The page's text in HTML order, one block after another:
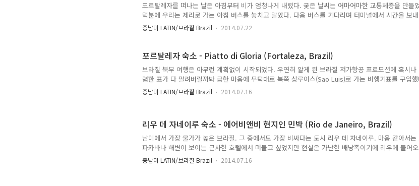
포르탈레자를 떠나는 날은 아침부터 비가 엄청나게 내렸다. 궂은 날씨는 어마어마한 교통체증을 만들
덕분에 우리는 제리로 가는 아침 버스를 놓치고 말았다. 다음 버스를 기다리며 터미널에서 시간을 보
했고, 오후에 출발하는 버스의 예상 도착시간은 꽤 늦은 밤이었다. 숙소 예약따위 하지 않으려 했건만 늦
은 시간 체크인을 위해 버스터미널에 쪼그려 앉아 숙소를 예약했고, 다행히 깜깜한 밤에도 생각보다 쉽
지 못한 우리는 다음날 아침 숙소와 그 주변을 돌아보았다. 성수기를 앞둔 4월 말, 주인인 로렌소
(Lorenzo)는 숙소 구석구석과 정원을 손질하느냐고 분주하게 움직이고 있었다. 2층으로 된 숙소 곳곳
중남미 LATIN/브라질 Brazil 2014.07.22
포르탈레자 숙소 - Piatto di Gloria (Fortaleza, Brazil)
브라질 북부 여행은 아무런 계획없이 시작되었다. 우연히 알게 된 브라질 저가항공 프로모션에 혹시나
렴한 표가 다 팔려버릴까봐 급한 마음에 무턱대로 북쪽 상루이스(Sao Luis)로 가는 비행기표를 구입
이후 주어진 일정안에서 여행계획을 세우던 우리는 동쪽에 있는 항구도시 포르탈레자에서 서쪽으로 이
하며 여행하기로 하고, 상루이스에 도착하자마자 야간버스를 타고 포르탈레자까지 왔다. 상루이스에서
레자 시내에서 30분 거리에 있었다. 시내숙소보다 저렴했고, 복잡한 시내보다 한적한 바닷가에서 빈둥대
고 싶은..
중남미 LATIN/브라질 Brazil 2014.07.16
리우 데 자네이루 숙소 - 에어비앤비 현지인 민박 (Rio de Janeiro, Brazil)
남미에서 가장 물가가 높은 브라질. 그 중에서도 가장 비싸다는 도시 리우 데 자네이루. 마음 같아서는
파카바나 해변이 보이는 근사한 호텔에서 머물고 싶었지만 현실은 가난한 배낭족이기에 리우에 들어
전부터 우리는 괜찮은 가격대의 숙소를 찾아야만 했다. 배낭족을 위한 호스텔 가격도 만만치 않은 이 동
에서 우리는 다시 에어비앤비 카드를 뽑아들었다. Airbnb? 에어비앤비란? 소개 및 쿠폰받기
중남미 LATIN/브라질 Brazil 2014.07.16